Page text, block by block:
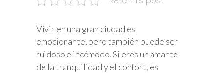
Vivir en una gran ciudad es
emocionante, pero también puede ser
ruidoso e incómodo. Si eres un amante
de la tranquilidad y el confort, es